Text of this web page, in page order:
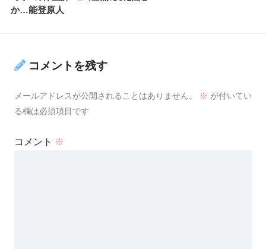
か…能登原人
コメントを残す
メールアドレスが公開されることはありません。 ※ が付いてい
る欄は必須項目です
コメント ※